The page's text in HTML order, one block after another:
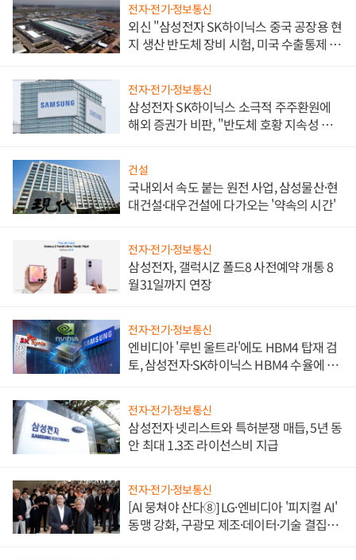
전자·전기·정보통신
외신 "삼성전자 SK하이닉스 중국 공장용 현
지 생산 반도체 장비 시험, 미국 수출통제 대
전자·전기·정보통신
삼성전자 SK하이닉스 소극적 주주환원에
해외 증권가 비판, "반도체 호황 지속성 의
건설
국내외서 속도 붙는 원전 사업, 삼성물산·현
대건설·대우건설에 다가오는 '약속의 시간'
전자·전기·정보통신
삼성전자, 갤럭시Z 폴드8 사전예약 개통 8
월31일까지 연장
전자·전기·정보통신
엔비디아 '루빈 울트라'에도 HBM4 탑재 검
토, 삼성전자·SK하이닉스 HBM4 수율에 주
전자·전기·정보통신
삼성전자 넷리스트와 특허분쟁 매듭, 5년 동
안 최대 1.3조 라이선스비 지급
전자·전기·정보통신
[AI 뭉쳐야 산다⑧] LG·엔비디아 '피지컬 AI'
동맹 강화, 구광모 제조·데이터·기술 결집